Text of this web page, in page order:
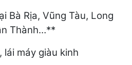
Bà Rịa, Vũng Tàu, Long
Thành…**
máy giàu kinh